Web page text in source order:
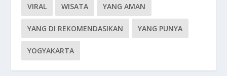
VIRAL WISATA YANG AMAN
YANG DI REKOMENDASIKAN YANG PUNYA
YOGYAKARTA